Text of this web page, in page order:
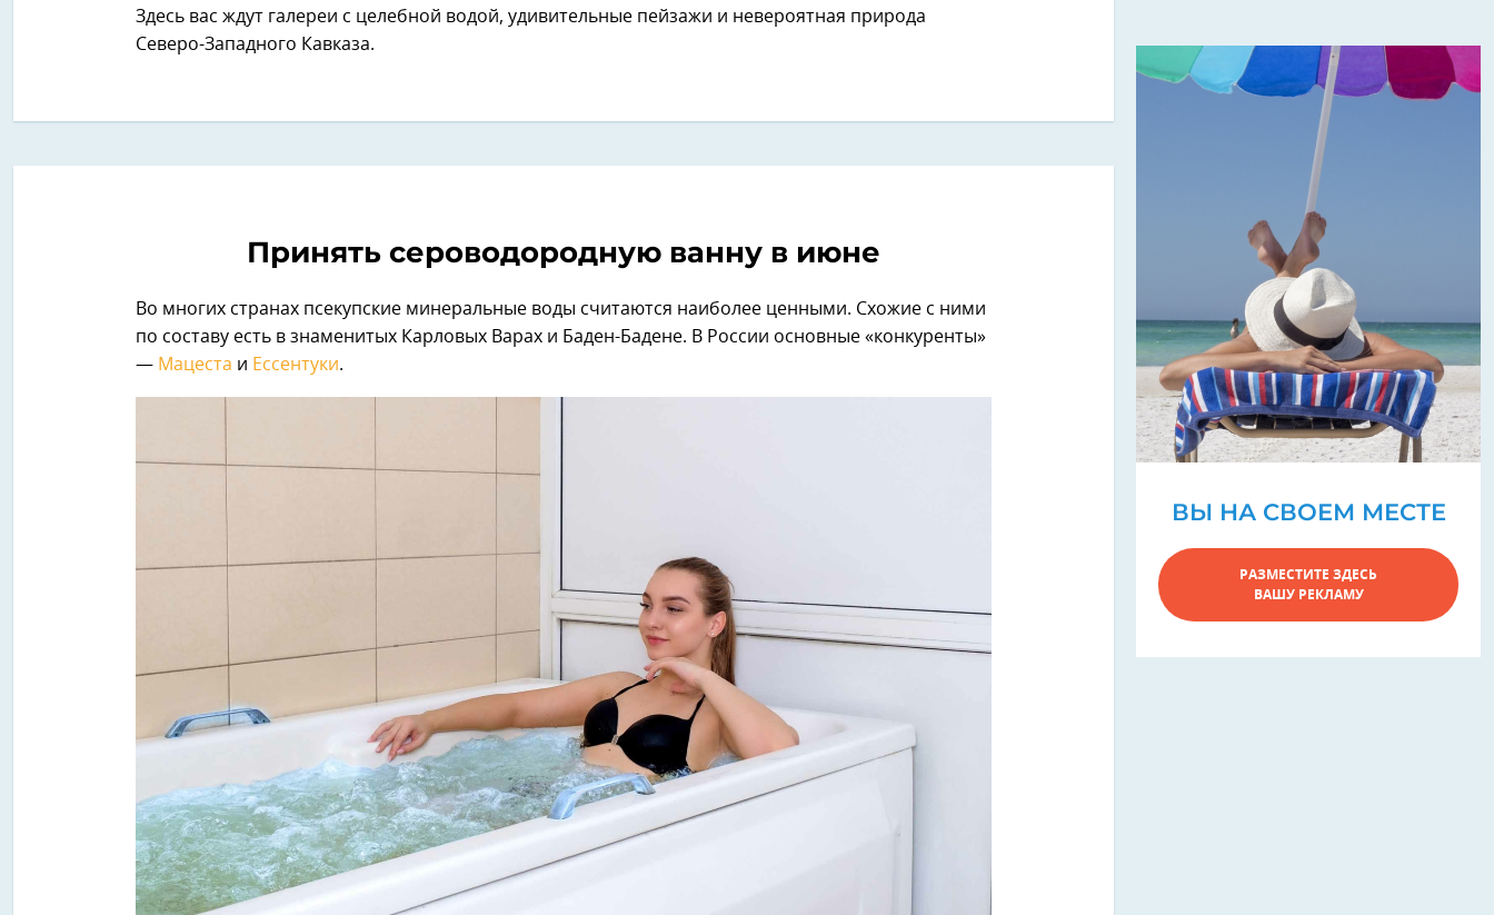
Здесь вас ждут галереи с целебной водой, удивительные пейзажи и невероятная природа
Северо-Западного Кавказа.
Принять сероводородную ванну в июне
Во многих странах псекупские минеральные воды считаются наиболее ценными. Схожие с ними
по составу есть в знаменитых Карловых Варах и Баден-Бадене. В России основные «конкуренты»
— Мацеста и Ессентуки.
ВЫ НА СВОЕМ МЕСТЕ
РАЗМЕСТИТЕ ЗДЕСЬ
ВАШУ РЕКЛАМУ